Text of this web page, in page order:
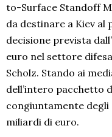
to-Surface Standoff
da destinare a Kiev al
decisione prevista
euro nel settore
Scholz. Stando ai
dell’intero pacchetto
congiuntamente
miliardi di euro.